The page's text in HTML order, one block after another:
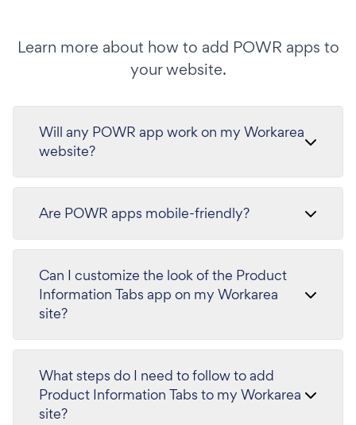
Learn more about how to add POWR apps to
your website.
Will any POWR app work on my Workarea
website?
Are POWR apps mobile-friendly?
Can I customize the look of the Product
Information Tabs app on my Workarea
site?
What steps do I need to follow to add
Product Information Tabs to my Workarea
site?